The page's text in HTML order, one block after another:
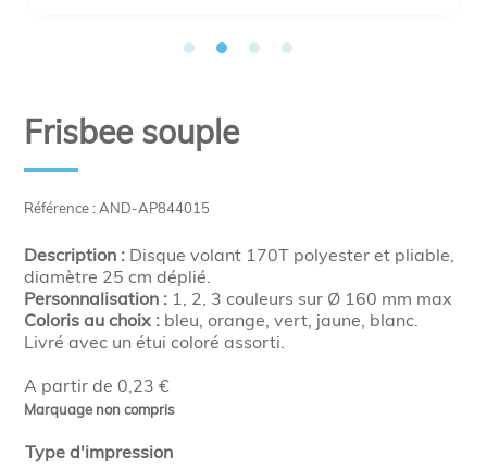
Référence : AND-AP844015
A partir de 0,23 €
Marquage non compris
Frisbee souple
Description : Disque volant 170T polyester et pliable,
diamètre 25 cm déplié.
Personnalisation : 1, 2, 3 couleurs sur Ø 160 mm max
Coloris au choix : bleu, orange, vert, jaune, blanc.
Livré avec un étui coloré assorti.
Type d'impression